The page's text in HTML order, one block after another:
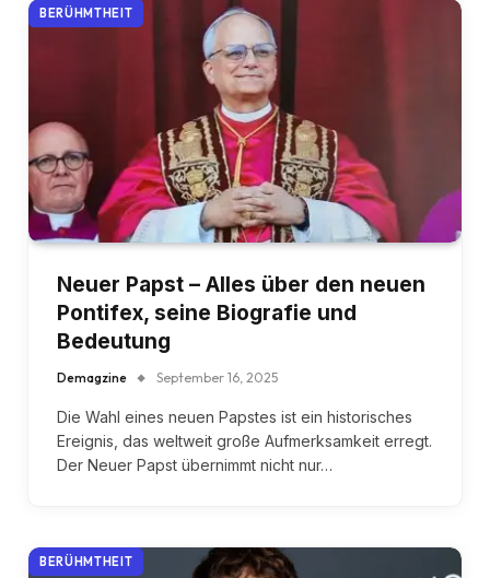
BERÜHMTHEIT
Neuer Papst – Alles über den neuen
Pontifex, seine Biografie und
Bedeutung
Demagzine September 16, 2025
Die Wahl eines neuen Papstes ist ein historisches
Ereignis, das weltweit große Aufmerksamkeit erregt.
Der Neuer Papst übernimmt nicht nur…
BERÜHMTHEIT